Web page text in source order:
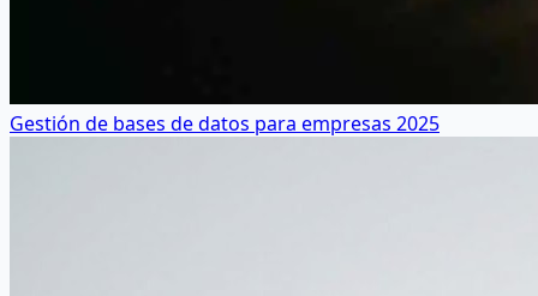
Gestión de bases de datos para empresas 2025